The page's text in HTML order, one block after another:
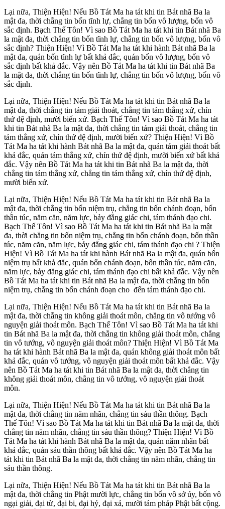
Lại nữa, Thiện Hiện! Nếu Bồ Tát Ma ha tát khi tin Bát nhã Ba la
mật đa, thời chẳng tin bốn tĩnh lự, chẳng tin bốn vô lượng, bốn vô
sắc định. Bạch Thế Tôn! Vì sao Bồ Tát Ma ha tát khi tin Bát nhã Ba
la mật đa, thời chẳng tin bốn tĩnh lự, chẳng tin bốn vô lượng, bốn vô
sắc định? Thiện Hiện! Vì Bồ Tát Ma ha tát khi hành Bát nhã Ba la
mật đa, quán bốn tĩnh lự bất khả đắc, quán bốn vô lượng, bốn vô
sắc định bất khả đắc. Vậy nên Bồ Tát Ma ha tát khi tin Bát nhã Ba
la mật đa, thời chẳng tin bốn tĩnh lự, chẳng tin bốn vô lượng, bốn vô
sắc định.
Lại nữa, Thiện Hiện! Nếu Bồ Tát Ma ha tát khi tin Bát nhã Ba la
mật đa, thời chẳng tin tám giải thoát, chẳng tin tám thắng xứ, chín
thứ đệ định, mười biến xứ. Bạch Thế Tôn! Vì sao Bồ Tát Ma ha tát
khi tin Bát nhã Ba la mật đa, thời chẳng tin tám giải thoát, chẳng tin
tám thắng xứ, chín thứ đệ định, mười biến xứ? Thiện Hiện! Vì Bồ
Tát Ma ha tát khi hành Bát nhã Ba la mật đa, quán tám giải thoát bất
khả đắc, quán tám thắng xứ, chín thứ đệ định, mười biến xứ bất khả
đắc. Vậy nên Bồ Tát Ma ha tát khi tin Bát nhã Ba la mật đa, thời
chẳng tin tám thắng xứ, chẳng tin tám thắng xứ, chín thứ đệ định,
mười biến xứ.
Lại nữa, Thiện Hiện! Nếu Bồ Tát Ma ha tát khi tin Bát nhã Ba la
mật đa, thời chẳng tin bốn niệm trụ, chẳng tin bốn chánh đoạn, bốn
thần túc, năm căn, năm lực, bảy đẳng giác chi, tám thánh đạo chi.
Bạch Thế Tôn! Vì sao Bồ Tát Ma ha tát khi tin Bát nhã Ba la mật
đa, thời chẳng tin bốn niệm trụ, chẳng tin bốn chánh đoạn, bốn thần
túc, năm căn, năm lực, bảy đẳng giác chi, tám thánh đạo chi ? Thiện
Hiện! Vì Bồ Tát Ma ha tát khi hành Bát nhã Ba la mật đa, quán bốn
niệm trụ bất khả đắc, quán bốn chánh đoạn, bốn thần túc, năm căn,
năm lực, bảy đẳng giác chi, tám thánh đạo chi bất khả đắc. Vậy nên
Bồ Tát Ma ha tát khi tin Bát nhã Ba la mật đa, thời chẳng tin bốn
niệm trụ, chẳng tin bốn chánh đoạn cho đến tám thánh đạo chi.
Lại nữa, Thiện Hiện! Nếu Bồ Tát Ma ha tát khi tin Bát nhã Ba la
mật đa, thời chẳng tin không giải thoát môn, chẳng tin vô tướng vô
nguyện giải thoát môn. Bạch Thế Tôn! Vì sao Bồ Tát Ma ha tát khi
tin Bát nhã Ba la mật đa, thời chẳng tin không giải thoát môn, chẳng
tin vô tướng, vô nguyện giải thoát môn? Thiện Hiện! Vì Bồ Tát Ma
ha tát khi hành Bát nhã Ba la mật đa, quán không giải thoát môn bất
khả đắc, quán vô tướng, vô nguyện giải thoát môn bất khả đắc. Vậy
nên Bồ Tát Ma ha tát khi tin Bát nhã Ba la mật đa, thời chẳng tin
không giải thoát môn, chẳng tin vô tướng, vô nguyện giải thoát
môn.
Lại nữa, Thiện Hiện! Nếu Bồ Tát Ma ha tát khi tin Bát nhã Ba la
mật đa, thời chẳng tin năm nhãn, chẳng tin sáu thần thông. Bạch
Thế Tôn! Vì sao Bồ Tát Ma ha tát khi tin Bát nhã Ba la mật đa, thời
chẳng tin năm nhãn, chẳng tin sáu thần thông? Thiện Hiện! Vì Bồ
Tát Ma ha tát khi hành Bát nhã Ba la mật đa, quán năm nhãn bất
khả đắc, quán sáu thần thông bất khả đắc. Vậy nên Bồ Tát Ma ha
tát khi tin Bát nhã Ba la mật đa, thời chẳng tin năm nhãn, chẳng tin
sáu thần thông.
Lại nữa, Thiện Hiện! Nếu Bồ Tát Ma ha tát khi tin Bát nhã Ba la
mật đa, thời chẳng tin Phật mười lực, chẳng tin bốn vô sở úy, bốn vô
ngại giải, đại từ, đại bi, đại hỷ, đại xả, mười tám pháp Phật bất cộng.